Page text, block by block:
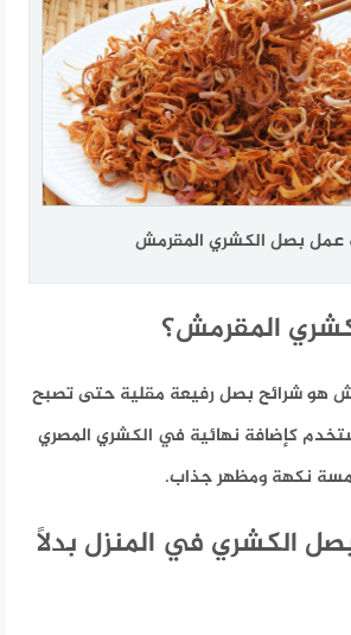
عمل بصل الكشري المقرمش
المقرمش؟
هو شرائح بصل رفيعة مقلية حتى تصبح
كإضافة نهائية في الكشري المصري
نكهة ومظهر جذاب.
الكشري في المنزل بدلاً